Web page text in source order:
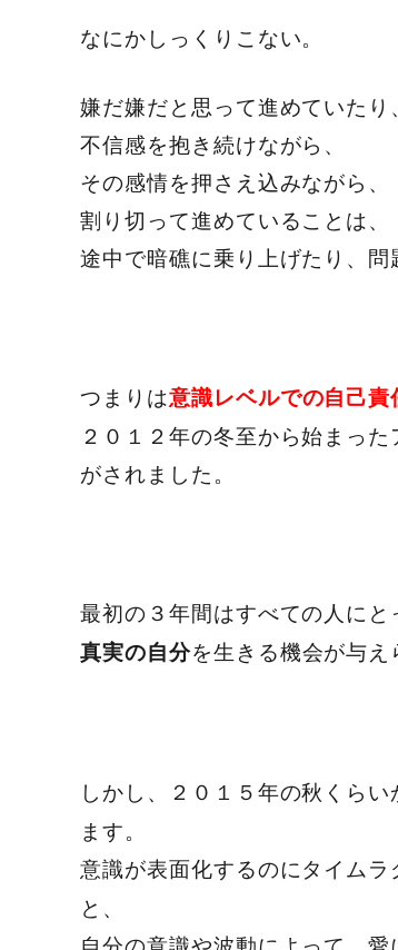
なにかしっくりこない。
嫌だ嫌だと思って進めていたり、
不信感を抱き続けながら、
その感情を押さえ込みながら、
割り切って進めていることは、
途中で暗礁に乗り上げたり、問
つまりは意識レベルでの自己責
２０１２年の冬至から始まっ
がされました。
最初の３年間はすべての人にと
真実の自分を生きる機会が与え
しかし、２０１５年の秋くら
ます。
意識が表面化するのにタイム
と、
自分の意識や波動によって、